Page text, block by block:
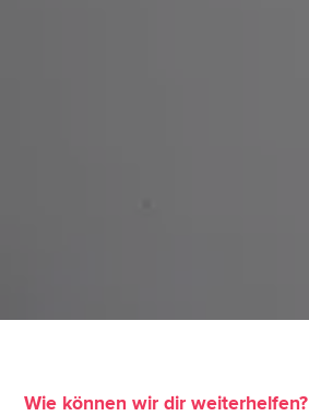
Wie können wir dir weiterhelfen?